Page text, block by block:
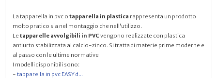
La tapparella in pvc o tapparella in plastica rappresenta un prodotto
molto pratico sia nel montaggio che nell'utilizzo.
Le tapparelle avvolgibili in PVC vengono realizzate con plastica
antiurto stabilizzata al calcio-zinco. Si tratta di materie prime moderne e
al passo con le ultime normative
I modelli disponibili sono:
- tapparella in pvc EASY d...